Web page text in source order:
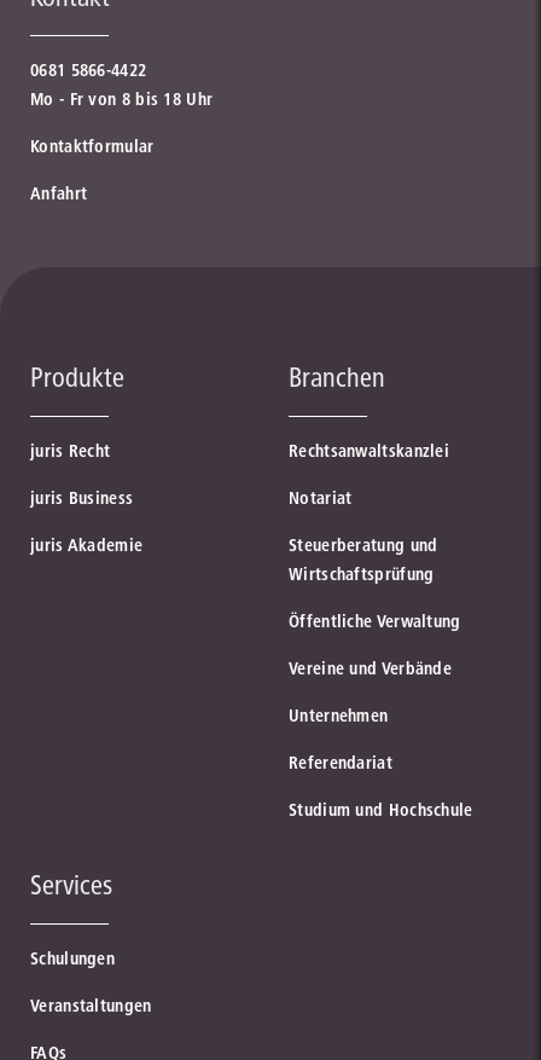
0681 5866-4422
Mo - Fr von 8 bis 18 Uhr
Kontaktformular
Anfahrt
Produkte
juris Recht
juris Business
juris Akademie
Branchen
Rechtsanwaltskanzlei
Notariat
Steuerberatung und
Wirtschaftsprüfung
Öffentliche Verwaltung
Vereine und Verbände
Unternehmen
Referendariat
Studium und Hochschule
Services
Schulungen
Veranstaltungen
FAQs